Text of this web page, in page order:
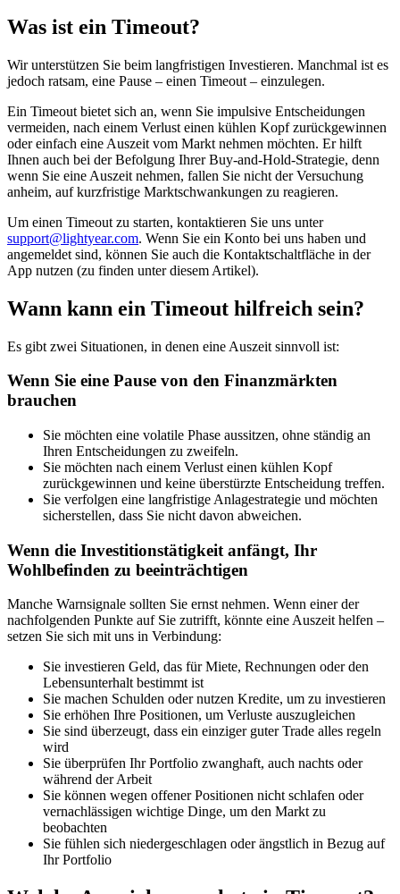
Was ist ein Timeout?
Wir unterstützen Sie beim langfristigen Investieren. Manchmal ist es
jedoch ratsam, eine Pause – einen Timeout – einzulegen.
Ein Timeout bietet sich an, wenn Sie impulsive Entscheidungen
vermeiden, nach einem Verlust einen kühlen Kopf zurückgewinnen
oder einfach eine Auszeit vom Markt nehmen möchten. Er hilft
Ihnen auch bei der Befolgung Ihrer Buy-and-Hold-Strategie, denn
wenn Sie eine Auszeit nehmen, fallen Sie nicht der Versuchung
anheim, auf kurzfristige Marktschwankungen zu reagieren.
Um einen Timeout zu starten, kontaktieren Sie uns unter
support@lightyear.com. Wenn Sie ein Konto bei uns haben und
angemeldet sind, können Sie auch die Kontaktschaltfläche in der
App nutzen (zu finden unter diesem Artikel).
Wann kann ein Timeout hilfreich sein?
Es gibt zwei Situationen, in denen eine Auszeit sinnvoll ist:
Wenn Sie eine Pause von den Finanzmärkten
brauchen
Sie möchten eine volatile Phase aussitzen, ohne ständig an
Ihren Entscheidungen zu zweifeln.
Sie möchten nach einem Verlust einen kühlen Kopf
zurückgewinnen und keine überstürzte Entscheidung treffen.
Sie verfolgen eine langfristige Anlagestrategie und möchten
sicherstellen, dass Sie nicht davon abweichen.
Wenn die Investitionstätigkeit anfängt, Ihr
Wohlbefinden zu beeinträchtigen
Manche Warnsignale sollten Sie ernst nehmen. Wenn einer der
nachfolgenden Punkte auf Sie zutrifft, könnte eine Auszeit helfen –
setzen Sie sich mit uns in Verbindung:
Sie investieren Geld, das für Miete, Rechnungen oder den
Lebensunterhalt bestimmt ist
Sie machen Schulden oder nutzen Kredite, um zu investieren
Sie erhöhen Ihre Positionen, um Verluste auszugleichen
Sie sind überzeugt, dass ein einziger guter Trade alles regeln
wird
Sie überprüfen Ihr Portfolio zwanghaft, auch nachts oder
während der Arbeit
Sie können wegen offener Positionen nicht schlafen oder
vernachlässigen wichtige Dinge, um den Markt zu
beobachten
Sie fühlen sich niedergeschlagen oder ängstlich in Bezug auf
Ihr Portfolio